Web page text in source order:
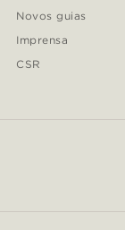
Novos guias
Imprensa
CSR